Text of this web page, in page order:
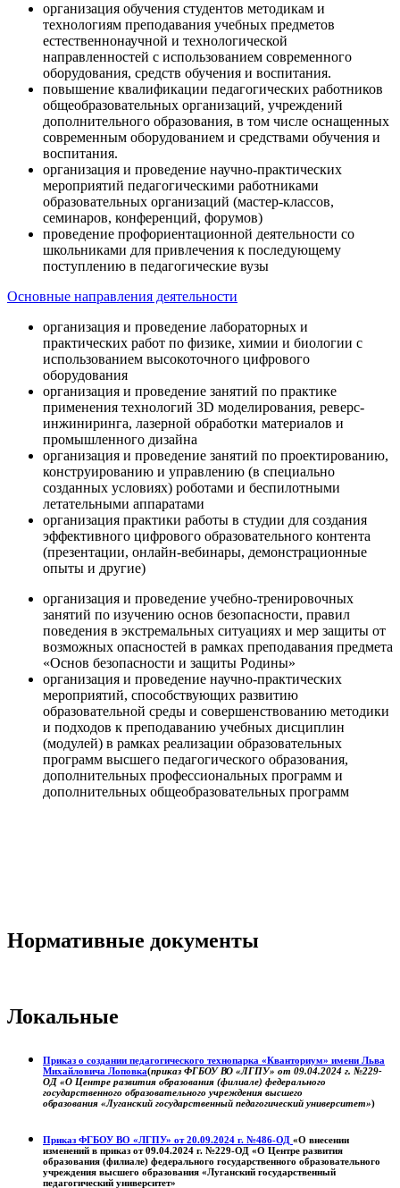
организация обучения студентов методикам и
технологиям преподавания учебных предметов
естественнонаучной и технологической
направленностей с использованием современного
оборудования, средств обучения и воспитания.
повышение квалификации педагогических работников
общеобразовательных организаций, учреждений
дополнительного образования, в том числе оснащенных
современным оборудованием и средствами обучения и
воспитания.
организация и проведение научно-практических
мероприятий педагогическими работниками
образовательных организаций (мастер-классов,
семинаров, конференций, форумов)
проведение профориентационной деятельности со
школьниками для привлечения к последующему
поступлению в педагогические вузы
Основные направления деятельности
организация и проведение лабораторных и
практических работ по физике, химии и биологии с
использованием высокоточного цифрового
оборудования
организация и проведение занятий по практике
применения технологий 3D моделирования, реверс-
инжиниринга, лазерной обработки материалов и
промышленного дизайна
организация и проведение занятий по проектированию,
конструированию и управлению (в специально
созданных условиях) роботами и беспилотными
летательными аппаратами
организация практики работы в студии для создания
эффективного цифрового образовательного контента
(презентации, онлайн-вебинары, демонстрационные
опыты и другие)
организация и проведение учебно-тренировочных
занятий по изучению основ безопасности, правил
поведения в экстремальных ситуациях и мер защиты от
возможных опасностей в рамках преподавания предмета
«Основ безопасности и защиты Родины»
организация и проведение научно-практических
мероприятий, способствующих развитию
образовательной среды и совершенствованию методики
и подходов к преподаванию учебных дисциплин
(модулей) в рамках реализации образовательных
программ высшего педагогического образования,
дополнительных профессиональных программ и
дополнительных общеобразовательных программ
Нормативные документы
Локальные
Приказ о создании педагогического технопарка «Кванториум» имени Льва
Михайловича Лоповка(приказ ФГБОУ ВО «ЛГПУ» от 09.04.2024 г. №229-
ОД «О Центре развития образования (филиале) федерального
государственного образовательного учреждения высшего
образования «Луганский государственный педагогический университет»)
Приказ ФГБОУ ВО «ЛГПУ» от 20.09.2024 г. №486-ОД «О внесении
изменений в приказ от 09.04.2024 г. №229-ОД «О Центре развития
образования (филиале) федерального государственного образовательного
учреждения высшего образования «Луганский государственный
педагогический университет»